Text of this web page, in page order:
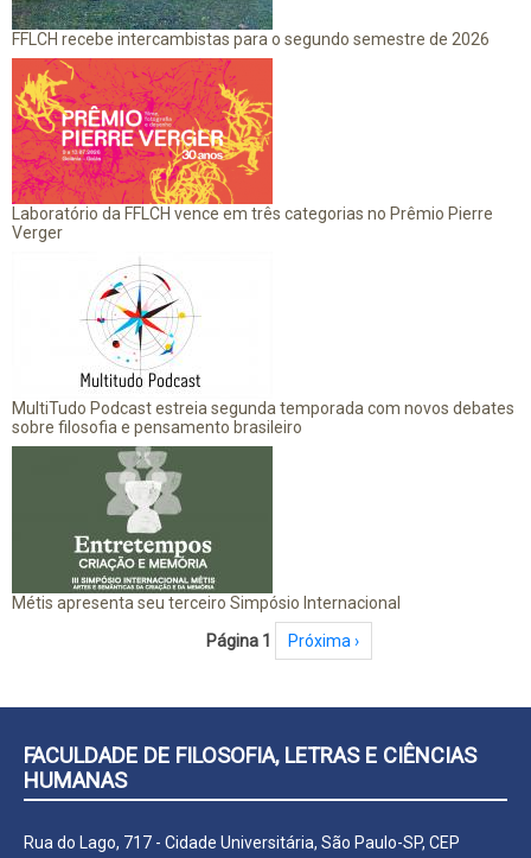
FFLCH recebe intercambistas para o segundo semestre de 2026
Laboratório da FFLCH vence em três categorias no Prêmio Pierre
Verger
MultiTudo Podcast estreia segunda temporada com novos debates
sobre filosofia e pensamento brasileiro
Métis apresenta seu terceiro Simpósio Internacional
Página 1 Próxima página
Próxima ›
FACULDADE DE FILOSOFIA, LETRAS E CIÊNCIAS
HUMANAS
Rua do Lago, 717 - Cidade Universitária, São Paulo-SP, CEP